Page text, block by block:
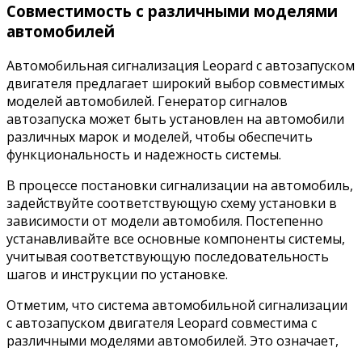
Совместимость с различными моделями
автомобилей
Автомобильная сигнализация Leopard с автозапуском
двигателя предлагает широкий выбор совместимых
моделей автомобилей. Генератор сигналов
автозапуска может быть установлен на автомобили
различных марок и моделей, чтобы обеспечить
функциональность и надежность системы.
В процессе постановки сигнализации на автомобиль,
задействуйте соответствующую схему установки в
зависимости от модели автомобиля. Постепенно
устанавливайте все основные компоненты системы,
учитывая соответствующую последовательность
шагов и инструкции по установке.
Отметим, что система автомобильной сигнализации
с автозапуском двигателя Leopard совместима с
различными моделями автомобилей. Это означает,